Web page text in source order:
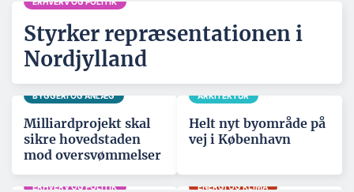
Styrker repræsentationen i
Nordjylland
BYGGERI OG ANLÆG
Milliardprojekt skal
sikre hovedstaden
mod oversvømmelser
ARKITEKTUR
Helt nyt byområde på
vej i København
ERHVERV OG POLITIK ENERGI OG KLIMA